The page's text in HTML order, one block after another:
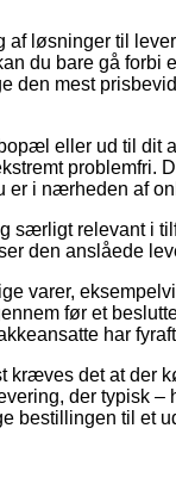
løsninger til
du bare gå forbi
den mest
eller ud til dit
problemfri.
er i nærheden af
særligt relevant i
den anslåede
varer,
før et
har
kræves det at der
der typisk
bestillingen til et